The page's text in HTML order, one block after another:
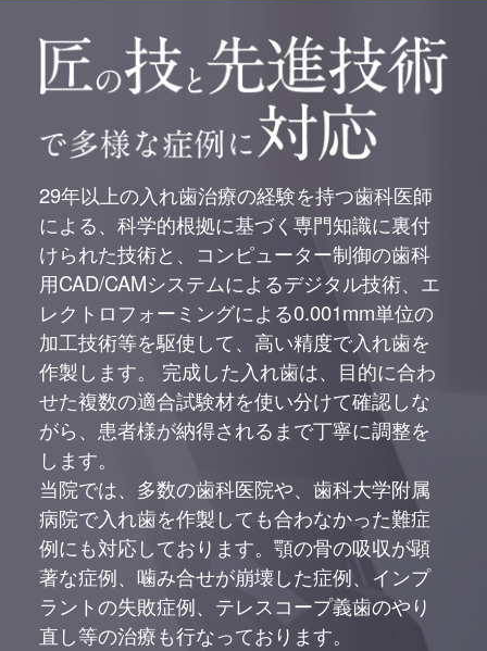
29年以上の入れ歯治療の経験を持つ歯科医師
による、科学的根拠に基づく専門知識に裏付
けられた技術と、コンピューター制御の歯科
用CAD/CAMシステムによるデジタル技術、エ
レクトロフォーミングによる0.001mm単位の
加工技術等を駆使して、高い精度で入れ歯を
作製します。 完成した入れ歯は、目的に合わ
せた複数の適合試験材を使い分けて確認しな
がら、患者様が納得されるまで丁寧に調整を
します。
当院では、多数の歯科医院や、歯科大学附属
病院で入れ歯を作製しても合わなかった難症
例にも対応しております。顎の骨の吸収が顕
著な症例、噛み合せが崩壊した症例、インプ
ラントの失敗症例、テレスコープ義歯のやり
直し等の治療も行なっております。